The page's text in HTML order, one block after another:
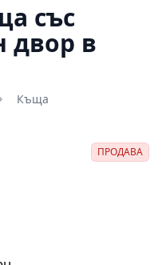
със
двор в
Къща
ПРОДАВА